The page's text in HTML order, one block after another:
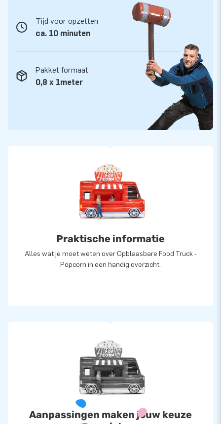
Tijd voor opzetten
ca. 10 minuten
Pakket formaat
0,8 x 1meter
Praktische informatie
Alles wat je moet weten over Opblaasbare Food Truck -
Popcorn in een handig overzicht.
Aanpassingen maken jouw keuze